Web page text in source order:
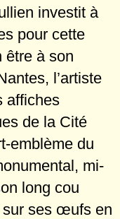
investit à
pour cette
être à son
l’artiste
affiches
de la Cité
emblème du
mi-
long cou
sur ses œufs en